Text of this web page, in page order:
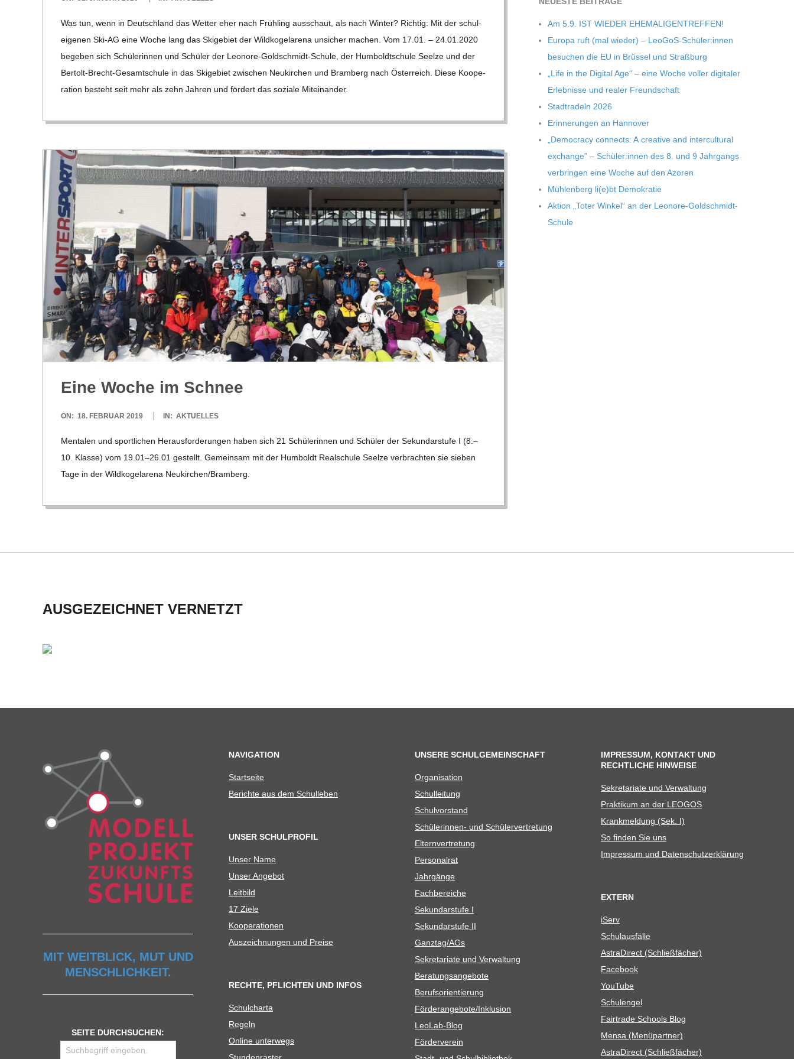
E
G
O
L
D
S
C
H
M
I
D
S
U
E
Was tun, wenn in Deutsch­land das Wet­ter eher nach Früh­ling aus­schaut, als nach Win­ter? Rich­tig: Mit der schul­
ei­ge­nen Ski-AG eine Woche lang das Ski­ge­biet der Wild­ko­gel­a­rena unsi­cher machen. Vom 17.01. – 24.01.2020
bege­ben sich Schü­le­rin­nen und Schü­ler der Leo­­nore-Gol­d­­schmidt-Schule, der Hum­boldt­schule Seelze und der
Ber­­tolt-Brecht-Gesam­t­­schule in das Ski­ge­biet zwi­schen Neu­kir­chen und Bramberg nach Öster­reich. Diese Koope­
ra­tion besteht seit mehr als zehn Jah­ren und för­dert das soziale Mit­ein­an­der.
Eine Woche im Schnee
2019-
ON: 18. FEBRUAR 2019 IN: AKTUELLES
Men­ta­len und sport­li­chen Her­aus­for­de­run­gen haben sich 21 Schü­le­rin­nen und Schü­ler der Sekun­dar­stufe I (8.–
10. Klasse) vom 19.01–26.01 gestellt. Gemein­sam mit der Hum­boldt Real­schule Seelze ver­brach­ten sie sie­ben
Tage in der Wild­ko­gel­a­rena Neukirchen/​​Bramberg.
Am 5.9. IST WIEDER EHEMALIGENTREFFEN!
Europa ruft (mal wie­der) – LeoGoS-Schüler:innen
besu­chen die EU in Brüs­sel und Straßburg
„Life in the Digi­tal Age“ – eine Woche vol­ler digi­ta­ler
Erleb­nisse und rea­ler Freundschaft
Stadt­ra­deln 2026
Erin­ne­run­gen an Hannover
„Demo­cracy con­nects: A crea­tive and inter­cul­tu­ral
exch­ange” – Schüler:innen des 8. und 9 Jahr­gangs
ver­brin­gen eine Woche auf den Azoren
Müh­len­berg li(e)bt Demokratie
Aktion „Toter Win­kel“ an der Leonore-Goldschmidt-
Schule
AUSGEZEICHNET VERNETZT
MIT WEITBLICK, MUT UND
MENSCHLICHKEIT.
SEITE DURCHSUCHEN:
NAVIGATION
Start­seite
Berichte aus dem Schulleben
UNSER SCHULPROFIL
Unser Name
Unser Ange­bot
Leit­bild
17 Ziele
Koope­ra­tio­nen
Aus­zeich­nun­gen und Preise
RECHTE, PFLICHTEN UND INFOS
Schul­charta
Regeln
Online unter­wegs
Stun­den­ras­ter
UNSERE SCHULGEMEINSCHAFT
Orga­ni­sa­tion
Schul­lei­tung
Schul­vor­stand
Schü­le­rin­nen- und Schülervertretung
Eltern­ver­tre­tung
Per­so­nal­rat
Jahr­gänge
Fach­be­rei­che
Sekun­dar­stufe I
Sekun­dar­stufe II
Ganztag/​​AGs
Sekre­ta­riate und Verwaltung
Bera­tungs­an­ge­bote
Berufs­ori­en­tie­rung
Förderangebote/​​Inklusion
Leo­Lab-Blog
För­der­ver­ein
IMPRESSUM, KONTAKT UND
RECHTLICHE HINWEISE
Sekre­ta­riate und Verwaltung
Prak­ti­kum an der LEOGOS
Krank­mel­dung (Sek. I)
So fin­den Sie uns
Impres­sum und Datenschutzerklärung
EXTERN
iServ
Schul­aus­fälle
Astra­Di­rect (Schließ­fä­cher)
Face­book
You­Tube
Schul­en­gel
Fair­trade Schools Blog
Mensa (Menü­part­ner)
Astra­Di­rect (Schließ­fä­cher)